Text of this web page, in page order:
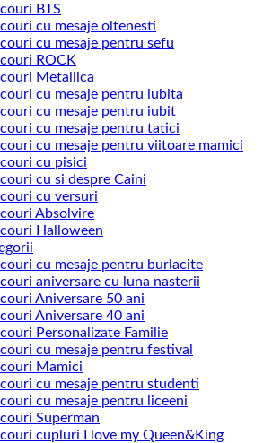
BTS
cu mesaje oltenesti
cu mesaje pentru sefu
ROCK
Metallica
cu mesaje pentru iubita
cu mesaje pentru iubit
cu mesaje pentru tatici
cu mesaje pentru viitoare mamici
cu pisici
cu si despre Caini
cu versuri
Absolvire
Halloween
cu mesaje pentru burlacite
aniversare cu luna nasterii
Aniversare 50 ani
Aniversare 40 ani
Personalizate Familie
cu mesaje pentru festival
Mamici
cu mesaje pentru studenti
cu mesaje pentru liceeni
Superman
cupluri I love my Queen&King